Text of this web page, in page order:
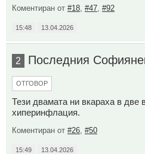
Коментиран от #18 #47 #92
15:48 13.04.2026
2 Последния
ОТГОВОР
Тези двамата ни вкараха в две
хиперинфлация.
Коментиран от #26 #50
15:49 13.04.2026